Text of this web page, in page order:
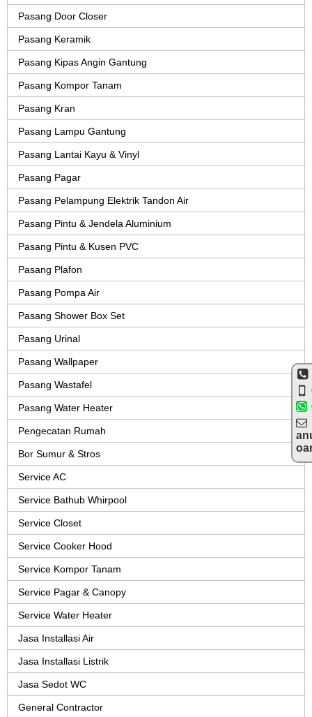
Pasang Door Closer
Pasang Keramik
Pasang Kipas Angin Gantung
Pasang Kompor Tanam
Pasang Kran
Pasang Lampu Gantung
Pasang Lantai Kayu & Vinyl
Pasang Pagar
Pasang Pelampung Elektrik Tandon Air
Pasang Pintu & Jendela Aluminium
Pasang Pintu & Kusen PVC
Pasang Plafon
Pasang Pompa Air
Pasang Shower Box Set
Pasang Urinal
Pasang Wallpaper
Pasang Wastafel
Pasang Water Heater
Pengecatan Rumah
Bor Sumur & Stros
Service AC
Service Bathub Whirpool
Service Closet
Service Cooker Hood
Service Kompor Tanam
Service Pagar & Canopy
Service Water Heater
Jasa Installasi Air
Jasa Installasi Listrik
Jasa Sedot WC
General Contractor